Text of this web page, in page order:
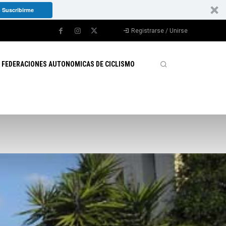
Suscribirme
Registrarse / Unirse
FEDERACIONES AUTONOMICAS DE CICLISMO